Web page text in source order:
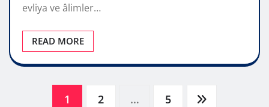
evliya ve âlimler…
READ MORE
1 2 … 5